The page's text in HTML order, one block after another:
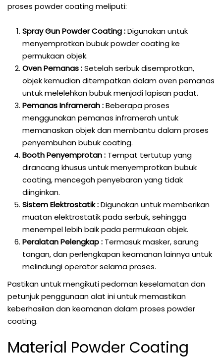
proses powder coating meliputi:
Spray Gun Powder Coating :Digunakan untuk
menyemprotkan bubuk powder coating ke
permukaan objek.
Oven Pemanas :Setelah serbuk disemprotkan,
objek kemudian ditempatkan dalam oven pemanas
untuk melelehkan bubuk menjadi lapisan padat.
Pemanas Inframerah :Beberapa proses
menggunakan pemanas inframerah untuk
memanaskan objek dan membantu dalam proses
penyembuhan bubuk coating.
Booth Penyemprotan : Tempat tertutup yang
dirancang khusus untuk menyemprotkan bubuk
coating, mencegah penyebaran yang tidak
diinginkan.
Sistem Elektrostatik :Digunakan untuk memberikan
muatan elektrostatik pada serbuk, sehingga
menempel lebih baik pada permukaan objek.
Peralatan Pelengkap : Termasuk masker, sarung
tangan, dan perlengkapan keamanan lainnya untuk
melindungi operator selama proses.
Pastikan untuk mengikuti pedoman keselamatan dan
petunjuk penggunaan alat ini untuk memastikan
keberhasilan dan keamanan dalam proses powder
coating.
Material Powder Coating